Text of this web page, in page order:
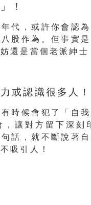
！
代，或許你會認
股作為。但事實
還是當個老派紳士
或認識很多人！
時候會犯了「自
，讓對方留下深刻
話，就不斷說著
吸引人！